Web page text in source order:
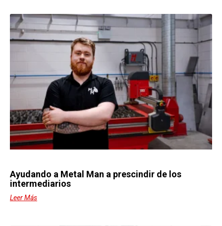
Ayudando a Metal Man a prescindir de los
intermediarios
Leer Más